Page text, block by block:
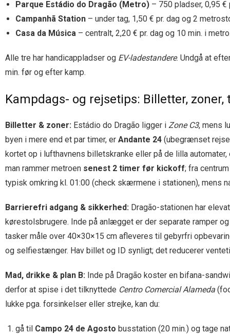
Parque Estádio do Dragão (Metro) – 750 pladser, 0,95
Campanhã Station – under tag, 1,50 € pr. dag og 2
Casa da Música – centralt, 2,20 € pr. dag og 10 min. i
Alle tre har handicappladser og EV-ladestandere. Undgå at
min. før og efter kamp.
Kampdags- og rejsetips: Billetter,
Billetter & zoner: Estádio do Dragão ligger i Zone C3, mens
byen i mere end et par timer, er Andante 24 (ubegrænset
kortet op i lufthavnens billetskranke eller på de lilla
man rammer metroen senest 2 timer før kickoff; fra
typisk omkring kl. 01:00 (check skærmene i stationen), mens
Barrierefri adgang & sikkerhed: Dragão-stationen har
kørestolsbrugere. Inde på anlægget er der separate ramper
tasker måle over 40×30×15 cm afleveres til gebyrfri
og selfiestænger. Hav billet og ID synligt; det reducerer
Mad, drikke & plan B: Inde på Dragão koster en bifana-
derfor at spise i det tilknyttede Centro Comercial Alameda
lukke pga. forsinkelser eller strejke, kan du:
gå til Campo 24 de Agosto busstation (20 min.) og tage